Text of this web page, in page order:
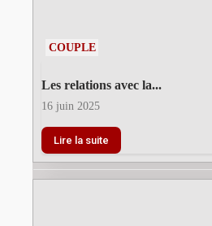
COUPLE
Les relations avec la...
16 juin 2025
Lire la suite